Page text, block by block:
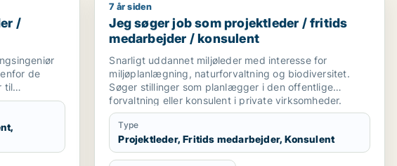
chain management / maskintekniker / maskiningeniør / forsker
/
/ forsker
de
til
og
Jeg søger job som projektleder / fritids medarbejder
7 år siden
Jeg søger job som projektleder / fritids
medarbejder / konsulent
Snarligt uddannet miljøleder med interesse for
miljøplanlægning, naturforvaltning og biodiversitet.
Søger stillinger som planlægger i den offentlige
forvaltning eller konsulent i private virksomheder.
Type
Projektleder, Fritids medarbejder, Konsulent